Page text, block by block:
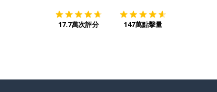
17.7萬次評分 147萬點擊量